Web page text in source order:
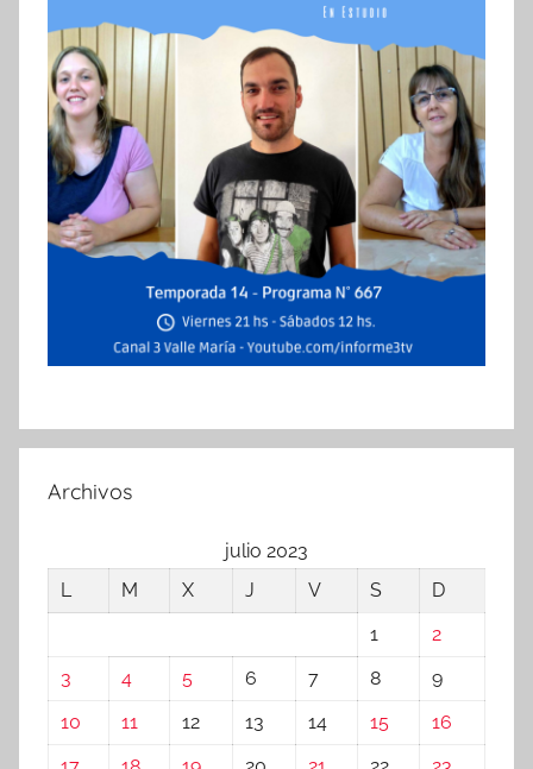
Archivos
julio 2023
L
M X J V S
D
1
2
3
4 5 6 7 8
9
10
11 12 13 14 15
16